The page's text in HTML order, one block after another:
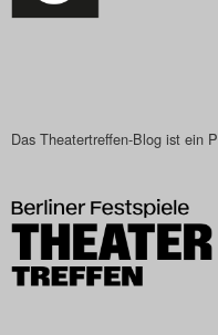
Das
Das
Das Theatertreffen-Blog ist ein